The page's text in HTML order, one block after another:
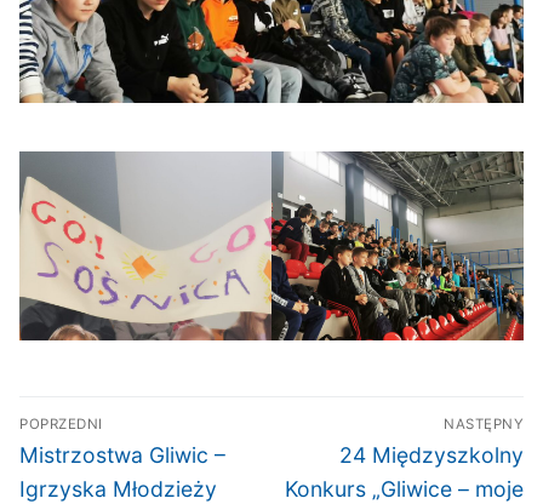
Nawigacja
wpisu
POPRZEDNI
Poprzedni
wpis:
Mistrzostwa Gliwic –
Igrzyska Młodzieży
NASTĘPNY
Następny
wpis:
24 Międzyszkolny
Konkurs „Gliwice – moje